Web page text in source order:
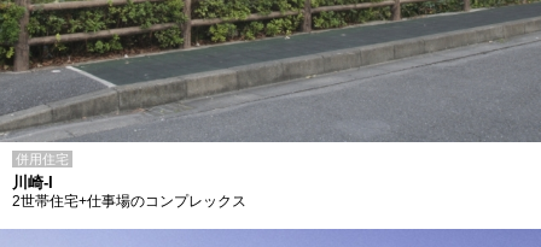
併用住宅
川崎-I
2世帯住宅+仕事場のコンプレックス